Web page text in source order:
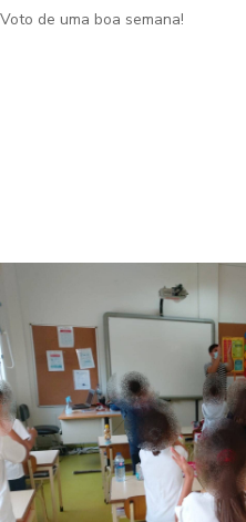
Voto de uma boa semana!